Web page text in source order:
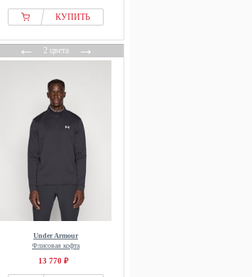
КУПИТЬ
←2 цвета→
Under Armour
Флисовая кофта
13 770 ₽